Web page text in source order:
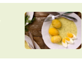
Tipy
KAM ZA